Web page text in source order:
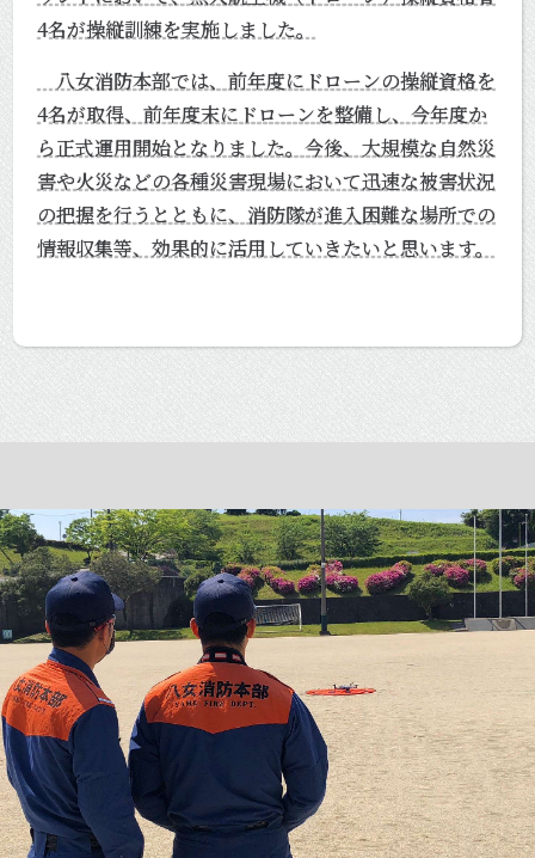
4名が操縦訓練を実施しました。
八女消防本部では、前年度にドローンの操縦資格を
4名が取得、前年度末にドローンを整備し、今年度か
ら正式運用開始となりました。今後、大規模な自然災
害や火災などの各種災害現場において迅速な被害状況
の把握を行うとともに、消防隊が進入困難な場所での
情報収集等、効果的に活用していきたいと思います。